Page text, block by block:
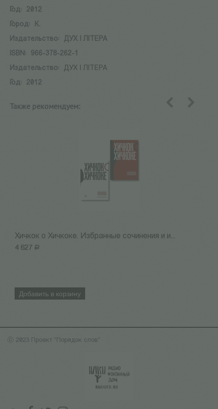
Год:
2012
Город:
К.
Издательство:
ДУХ I ЛIТЕРА
ISBN:
966-378-262-1
Издательство:
ДУХ I ЛIТЕРА
Год:
2012
Также рекомендуем:
Хичкок о Хичкоке. Избранные сочинения и и...
4 627 Р
Добавить в корзину
ⓒ 2023 Проект "Порядок слов"